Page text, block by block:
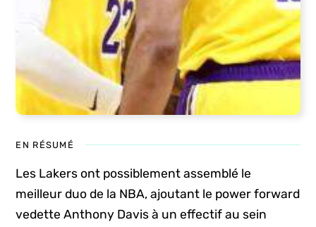
EN RÉSUMÉ
Les Lakers ont possiblement assemblé le
meilleur duo de la NBA, ajoutant le power forward
vedette Anthony Davis à un effectif au sein